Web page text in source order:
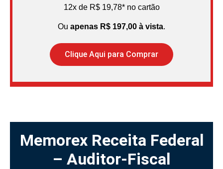
12x de R$ 19,78* no cartão
Ou apenas R$ 197,00 à vista.
Clique Aqui para Comprar
Memorex Receita Federal
– Auditor-Fiscal